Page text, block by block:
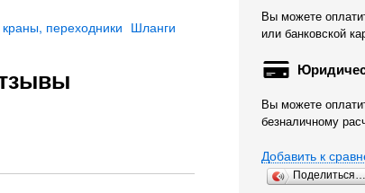
Вы можете
или банковской
Вы можете
безналичному
Добавить к
Поделиться…
переходники Шланги